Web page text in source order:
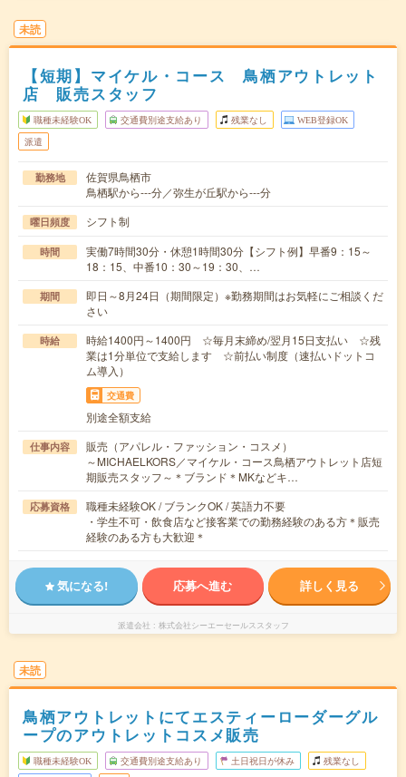
未読
【短期】マイケル・コース 鳥栖アウトレット
店 販売スタッフ
職種未経験OK 交通費別途支給あり 残業なし WEB登録OK
派遣
勤務地
佐賀県鳥栖市
鳥栖駅から---分／弥生が丘駅から---分
曜日頻度 シフト制
時間
実働7時間30分・休憩1時間30分【シフト例】早番9：15～
18：15、中番10：30～19：30、…
期間
即日～8月24日（期間限定）※勤務期間はお気軽にご相談くだ
さい
時給
時給1400円～1400円 ☆毎月末締め/翌月15日支払い ☆残
業は1分単位で支給します ☆前払い制度（速払いドットコ
ム導入）
交通費
別途全額支給
仕事内容
販売（アパレル・ファッション・コスメ）
～MICHAELKORS／マイケル・コース鳥栖アウトレット店短
期販売スタッフ～＊ブランド＊MKなどキ…
応募資格
職種未経験OK / ブランクOK / 英語力不要
・学生不可・飲食店など接客業での勤務経験のある方＊販売
経験のある方も大歓迎＊
気になる! 応募へ進む 詳しく見る
派遣会社 株式会社シーエーセールススタッフ
未読
鳥栖アウトレットにてエスティーローダーグル
ープのアウトレットコスメ販売
職種未経験OK 交通費別途支給あり 土日祝日が休み 残業なし